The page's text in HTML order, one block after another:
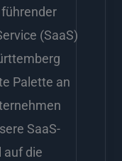
(SaaS)
Palette an
SaaS-
auf die